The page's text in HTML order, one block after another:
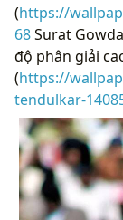
(https://
68Surat
độ phân giải
(https://
tendulkar-